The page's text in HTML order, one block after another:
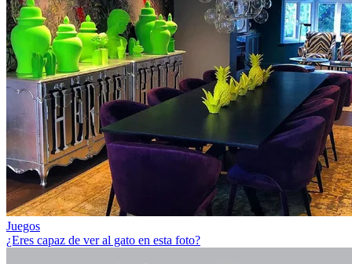
Juegos
¿Eres capaz de ver al gato en esta foto?